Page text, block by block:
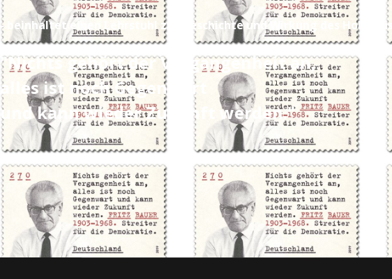
- beinhaltet einen Lehrstuhl zur Geschichte und Wirkung des Holocaust
"Nichts gehört der Vergangenheit an,
alles ist noch Gegenwart
und kann wieder Zukunft werden."